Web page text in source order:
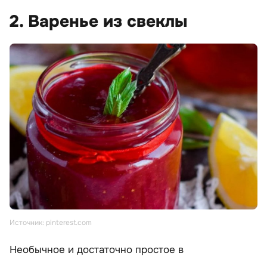
2. Варенье из свеклы
Источник: pinterest.com
Необычное и достаточно простое в